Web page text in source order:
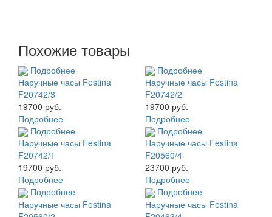
Похожие товары
Подробнее
Наручные часы Festina
F20742/3
19700 руб.
Подробнее
Подробнее
Наручные часы Festina
F20742/2
19700 руб.
Подробнее
Подробнее
Наручные часы Festina
F20742/1
19700 руб.
Подробнее
Подробнее
Наручные часы Festina
F20560/4
23700 руб.
Подробнее
Подробнее
Наручные часы Festina
Подробнее
Наручные часы Festina